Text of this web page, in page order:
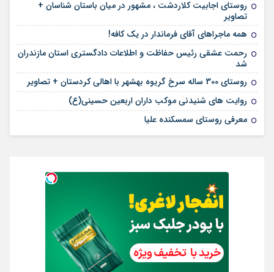
روستای اجابیت کلاردشت ، مشهور در میان باستان شناسان +
تصاویر
همه ماجراهای آقای فرماندار در یک کافه!
رحمت عشقی رئیس حفاظت و اطلاعات دادگستری استان مازندران
شد
روستای 300 ساله سرخ ‌گریوه بهشهر با اهالی کردستان + تصاویر
روایت های شنیدنی موکب داران اربعین حسینی(ع)
معرفی روستای سمسکنده علیا